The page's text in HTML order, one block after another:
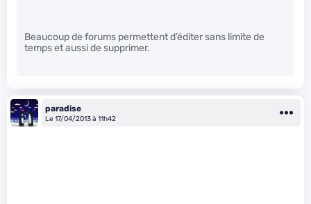
Beaucoup de forums permettent d’éditer sans limite de
temps et aussi de supprimer.
paradise
Le 17/04/2013 à 11h42